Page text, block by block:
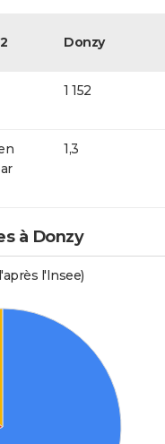
Donzy
1 152
1,3
à Donzy
l'Insee)